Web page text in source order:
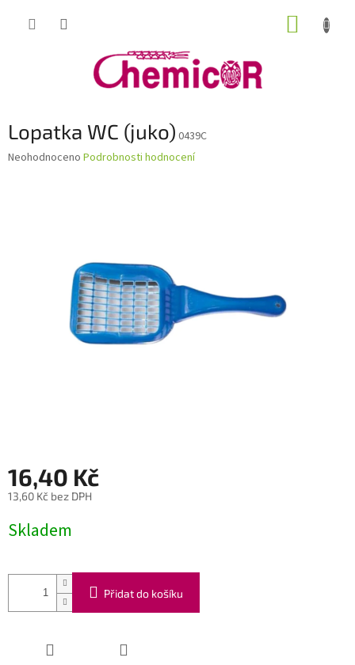
Lopatka WC (juko) 0439C
Průměrné
Neohodnoceno Podrobnosti hodnocení
16,40 Kč
13,60 Kč bez DPH
cena:
Skladem
Přidat do košíku